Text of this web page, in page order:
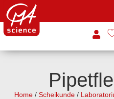
Home / Scheikunde /